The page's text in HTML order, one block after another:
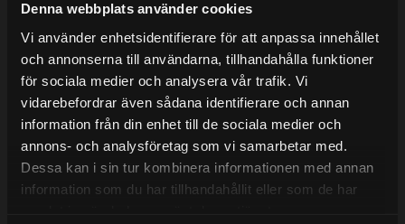
Denna webbplats använder cookies
Vi använder enhetsidentifierare för att anpassa innehållet
och annonserna till användarna, tillhandahålla funktioner
för sociala medier och analysera vår trafik. Vi
vidarebefordrar även sådana identifierare och annan
information från din enhet till de sociala medier och
annons- och analysföretag som vi samarbetar med.
Dessa kan i sin tur kombinera informationen med annan
information som du har tillhandahållit eller som de har
info@streetperformance.se
BLOGG
KUNSKAPSCENTER